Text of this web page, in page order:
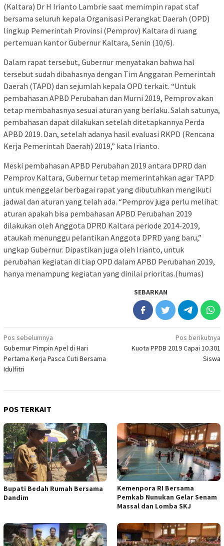
(Kaltara) Dr H Irianto Lambrie saat memimpin rapat staf
bersama seluruh kepala Organisasi Perangkat Daerah (OPD)
lingkup Pemerintah Provinsi (Pemprov) Kaltara di ruang
pertemuan kantor Gubernur Kaltara, Senin (10/6).
Dalam rapat tersebut, Gubernur menyatakan bahwa hal
tersebut sudah dibahasnya dengan Tim Anggaran Pemerintah
Daerah (TAPD) dan sejumlah kepala OPD terkait. “Untuk
pembahasan APBD Perubahan dan Murni 2019, Pemprov akan
tetap membahasnya sesuai aturan yang berlaku. Salah satunya,
pembahasan dapat dilakukan setelah ditetapkannya Perda
APBD 2019. Dan, setelah adanya hasil evaluasi RKPD (Rencana
Kerja Pemerintah Daerah) 2019,” kata Irianto.
Meski pembahasan APBD Perubahan 2019 antara DPRD dan
Pemprov Kaltara, Gubernur tetap memerintahkan agar TAPD
untuk menggelar berbagai rapat yang dibutuhkan mengikuti
jadwal dan aturan yang telah ada. “Pemprov juga perlu melihat
aturan apakah bisa pembahasan APBD Perubahan 2019
dilakukan oleh Anggota DPRD Kaltara periode 2014-2019,
ataukah menunggu pelantikan Anggota DPRD yang baru,”
ungkap Gubernur. Dipastikan juga oleh Irianto, untuk
perubahan kegiatan di tiap OPD dalam APBD Perubahan 2019,
hanya menampung kegiatan yang dinilai prioritas.(humas)
SEBARKAN
Navigasi
pos
Pos sebelumnya
Gubernur Pimpin Apel di Hari
Pertama Kerja Pasca Cuti Bersama
Idulfitri
Pos berikutnya
Kuota PPDB 2019 Capai 10.301
Siswa
POS TERKAIT
Bupati Bedah Rumah Bersama
Dandim
Kemenpora RI Bersama
Pemkab Nunukan Gelar Senam
Massal dan Lomba SKJ